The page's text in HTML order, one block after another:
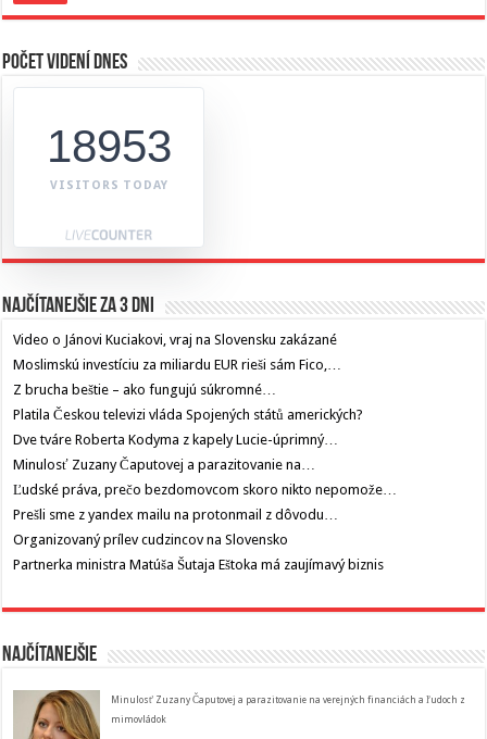
Počet videní dnes
18953
VISITORS TODAY
Najčítanejšie za 3 dni
Video o Jánovi Kuciakovi, vraj na Slovensku zakázané
Moslimskú investíciu za miliardu EUR rieši sám Fico,…
Z brucha beštie – ako fungujú súkromné…
Platila Českou televizi vláda Spojených států amerických?
Dve tváre Roberta Kodyma z kapely Lucie-úprimný…
Minulosť Zuzany Čaputovej a parazitovanie na…
Ľudské práva, prečo bezdomovcom skoro nikto nepomože…
Prešli sme z yandex mailu na protonmail z dôvodu…
Organizovaný prílev cudzincov na Slovensko
Partnerka ministra Matúša Šutaja Eštoka má zaujímavý biznis
Najčítanejšie
Minulosť Zuzany Čaputovej a parazitovanie na verejných financiách a ľudoch z
mimovládok